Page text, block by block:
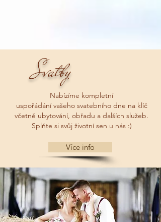
Svatby
Nabízíme kompletní
uspořádání vašeho svatebního dne na klíč
včetně ubytování, obřadu a dalších služeb.
Splňte si svůj životní sen u nás :)
Více info